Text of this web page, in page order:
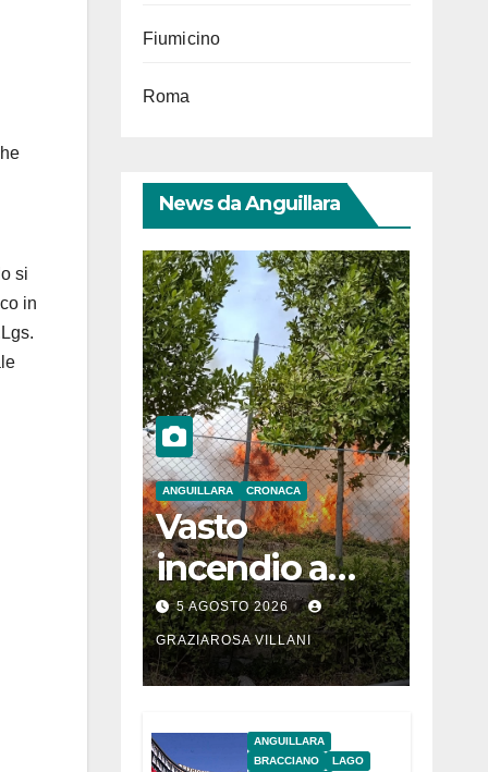
si
in
Fiumicino
Roma
News da Anguillara
ANGUILLARA CRONACA
Vasto
incendio a
Martignano
5 AGOSTO 2026
GRAZIAROSA VILLANI
ANGUILLARA
BRACCIANO
LAGO